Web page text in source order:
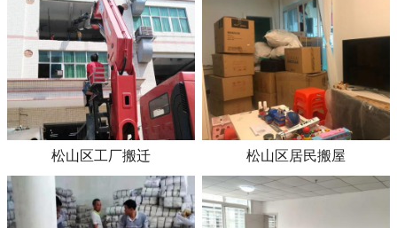
松山区工厂搬迁 松山区居民搬屋